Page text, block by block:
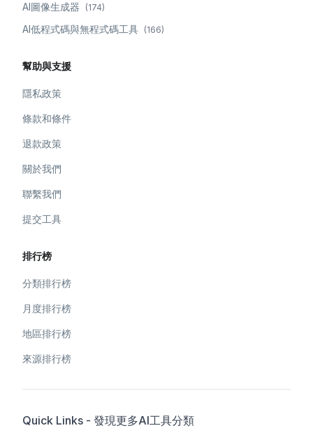
AI圖像生成器 (174)
AI低程式碼與無程式碼工具 (166)
幫助與支援
隱私政策
條款和條件
退款政策
關於我們
聯繫我們
提交工具
排行榜
分類排行榜
月度排行榜
地區排行榜
來源排行榜
Quick Links - 發現更多AI工具分類